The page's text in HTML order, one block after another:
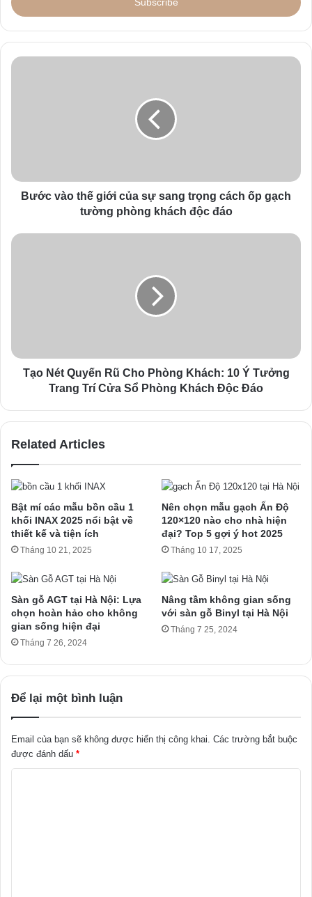
e
y
u
d
s
Bước vào thế giới của sự sang trọng cách ốp gạch
tường phòng khách độc đáo
Tạo Nét Quyến Rũ Cho Phòng Khách: 10 Ý Tưởng
Trang Trí Cửa Sổ Phòng Khách Độc Đáo
Related Articles
Bật mí các mẫu bồn cầu 1
khối INAX 2025 nổi bật về
thiết kế và tiện ích
Tháng 10 21, 2025
Nên chọn mẫu gạch Ấn Độ
120×120 nào cho nhà hiện
đại? Top 5 gợi ý hot 2025
Tháng 10 17, 2025
Sàn gỗ AGT tại Hà Nội: Lựa
chọn hoàn hảo cho không
gian sống hiện đại
Tháng 7 26, 2024
Nâng tầm không gian sống
với sàn gỗ Binyl tại Hà Nội
Tháng 7 25, 2024
Để lại một bình luận
Email của bạn sẽ không được hiển thị công khai. Các trường bắt buộc
được đánh dấu *